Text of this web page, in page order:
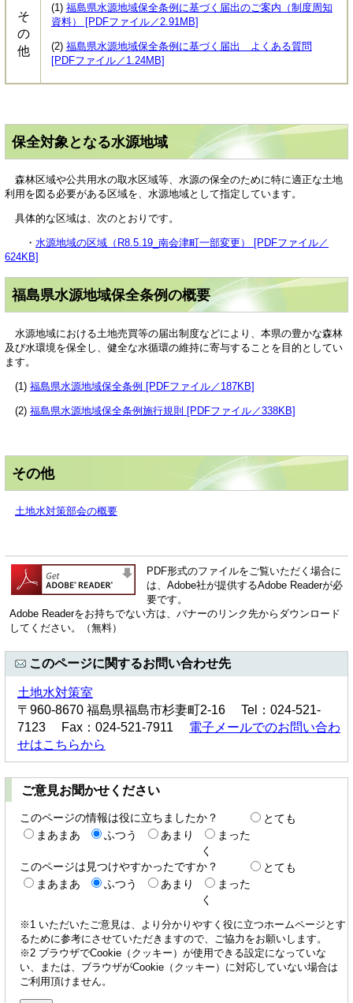
そ
の
他
(1) 福島県水源地域保全条例に基づく届出のご案内（制度周知
資料） [PDFファイル／2.91MB]
(2) 福島県水源地域保全条例に基づく届出 よくある質問
[PDFファイル／1.24MB]
保全対象となる水源地域
森林区域や公共用水の取水区域等、水源の保全のために特に適正な土地
利用を図る必要がある区域を、水源地域として指定しています。
具体的な区域は、次のとおりです。
・ 水源地域の区域（R8.5.19_南会津町一部変更） [PDFファイル／
624KB]
福島県水源地域保全条例の概要
水源地域における土地売買等の届出制度などにより、本県の豊かな森林
及び水環境を保全し、健全な水循環の維持に寄与することを目的としてい
ます。
(1) 福島県水源地域保全条例 [PDFファイル／187KB]
(2) 福島県水源地域保全条例施行規則 [PDFファイル／338KB]
その他
土地水対策部会の概要
PDF形式のファイルをご覧いただく場合に
は、Adobe社が提供するAdobe Readerが必
要です。
Adobe Readerをお持ちでない方は、バナーのリンク先からダウンロード
してください。（無料）
このページに関するお問い合わせ先
土地水対策室
〒960-8670 福島県福島市杉妻町2-16 Tel：024-521-
7123 Fax：024-521-7911 電子メールでのお問い合わ
せはこちらから
ご意見お聞かせください
このページの情報は役に立ちましたか？
とても
まあまあ
ふつう あまり
まった
く
このページは見つけやすかったですか？
とても
まあまあ
ふつう あまり
まった
く
※1 いただいたご意見は、より分かりやすく役に立つホームページとす
るために参考にさせていただきますので、ご協力をお願いします。
※2 ブラウザでCookie（クッキー）が使用できる設定になっていな
い、または、ブラウザがCookie（クッキー）に対応していない場合は
ご利用頂けません。